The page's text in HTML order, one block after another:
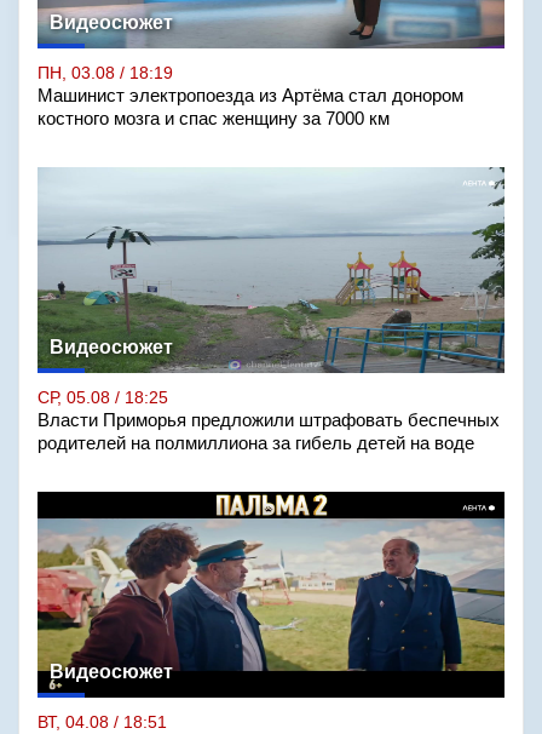
Видеосюжет
ПН, 03.08 / 18:19
Машинист электропоезда из Артёма стал донором
костного мозга и спас женщину за 7000 км
Видеосюжет
СР, 05.08 / 18:25
Власти Приморья предложили штрафовать беспечных
родителей на полмиллиона за гибель детей на воде
Видеосюжет
ВТ, 04.08 / 18:51